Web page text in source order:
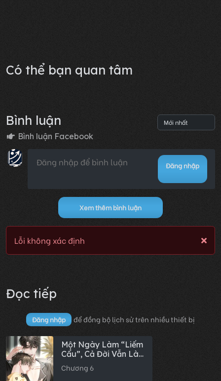
Có thể bạn quan tâm
Bình luận
Bình luận Facebook
Đăng nhập
Xem thêm bình luận
Lỗi không xác định
Đọc tiếp
Đăng nhập để đồng bộ lịch sử trên nhiều thiết bị
Một Ngày Làm “Liếm
Cẩu”, Cả Đời Vẫn Là
Liếm Cẩu
Chương 6